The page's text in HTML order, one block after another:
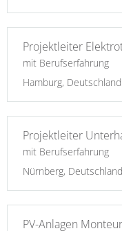
Projektleiter
mit Berufserfahrung
Hamburg, Deutschland
Projektleiter
mit Berufserfahrung
Nürnberg, Deutschland
PV-Anlagen